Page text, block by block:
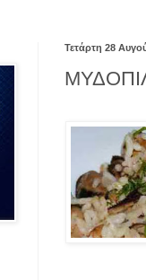
Τετάρτη 28